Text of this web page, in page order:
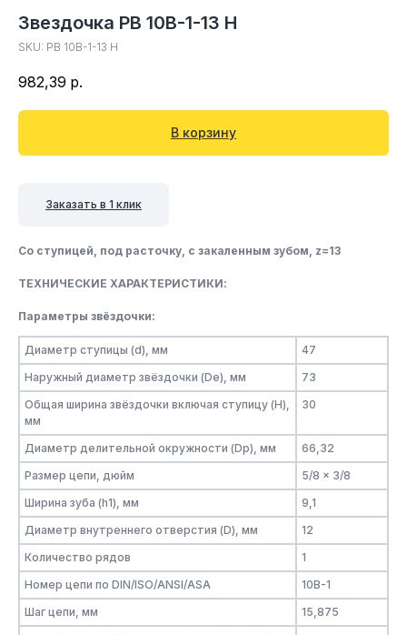
Звездочка PB 10B-1-13 H
SKU: PB 10B-1-13 H
982,39 р.
В корзину
Заказать в 1 клик
Со ступицей, под расточку, c закаленным зубом, z=13
ТЕХНИЧЕСКИЕ ХАРАКТЕРИСТИКИ:
Параметры звёздочки:
Диаметр ступицы (d), мм
47
Наружный диаметр звёздочки (De), мм
73
Общая ширина звёздочки включая ступицу (H),
мм
30
Диаметр делительной окружности (Dp), мм
66,32
Размер цепи, дюйм
5/8 x 3/8
Ширина зуба (h1), мм
9,1
Диаметр внутреннего отверстия (D), мм
12
Количество рядов
1
Номер цепи по DIN/ISO/ANSI/ASA
10B-1
Шаг цепи, мм
15,875